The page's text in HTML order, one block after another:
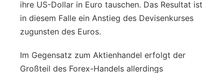
ihre US-Dollar in Euro tauschen. Das Resultat ist
in diesem Falle ein Anstieg des Devisenkurses
zugunsten des Euros.
Im Gegensatz zum Aktienhandel erfolgt der
Großteil des Forex-Handels allerdings